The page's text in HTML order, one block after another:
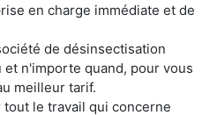
en charge immédiate et de
de désinsectisation
n'importe quand, pour vous
meilleur tarif.
le travail qui concerne